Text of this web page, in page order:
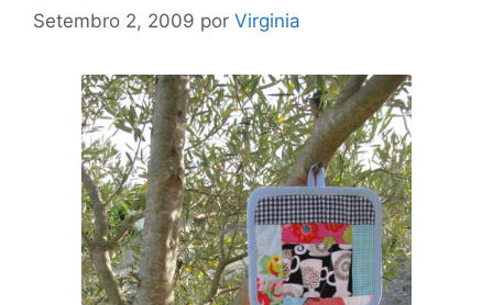
Setembro 2, 2009 por Virginia